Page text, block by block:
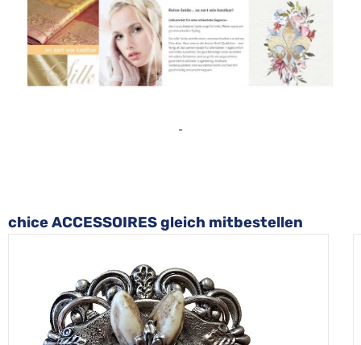
-
Produktgalerie überspringen
chice ACCESSOIRES gleich mitbestellen